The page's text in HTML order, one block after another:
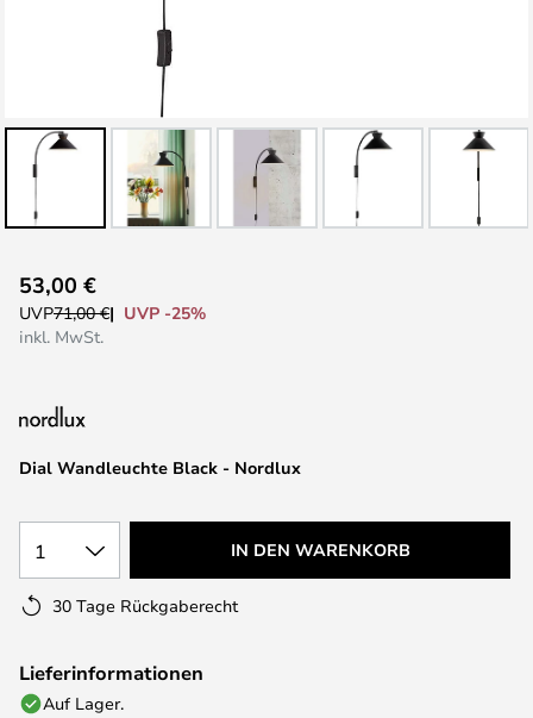
Anfang
der
Dial Wandleuchte Black - Nordlux
53,00 €
UVP71,00 €
UVP -25%
inkl. MwSt.
1 IN DEN WARENKORB
30 Tage Rückgaberecht
Lieferinformationen
Auf Lager.